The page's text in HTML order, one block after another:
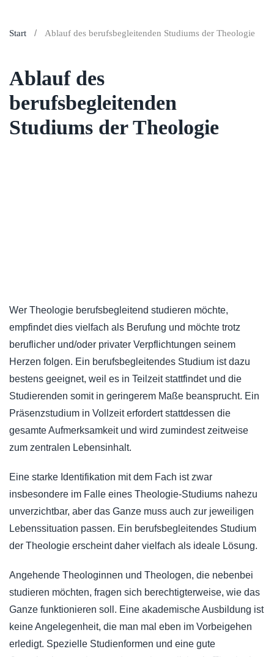
Start Ablauf des berufsbegleitenden Studiums der Theologie
Ablauf des
berufsbegleitenden
Studiums der Theologie
Wer Theologie berufsbegleitend studieren möchte,
empfindet dies vielfach als Berufung und möchte trotz
beruflicher und/oder privater Verpflichtungen seinem
Herzen folgen. Ein berufsbegleitendes Studium ist dazu
bestens geeignet, weil es in Teilzeit stattfindet und die
Studierenden somit in geringerem Maße beansprucht. Ein
Präsenzstudium in Vollzeit erfordert stattdessen die
gesamte Aufmerksamkeit und wird zumindest zeitweise
zum zentralen Lebensinhalt.
Eine starke Identifikation mit dem Fach ist zwar
insbesondere im Falle eines Theologie-Studiums nahezu
unverzichtbar, aber das Ganze muss auch zur jeweiligen
Lebenssituation passen. Ein berufsbegleitendes Studium
der Theologie erscheint daher vielfach als ideale Lösung.
Angehende Theologinnen und Theologen, die nebenbei
studieren möchten, fragen sich berechtigterweise, wie das
Ganze funktionieren soll. Eine akademische Ausbildung ist
keine Angelegenheit, die man mal eben im Vorbeigehen
erledigt. Spezielle Studienformen und eine gute